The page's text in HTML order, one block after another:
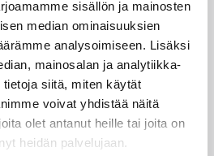
sisällön ja mainosten
median ominaisuuksien
analysoimiseen. Lisäksi
mainosalan ja analytiikka-
siitä, miten käytät
voivat yhdistää näitä
olet antanut heille tai joita on
heidän palvelujaan.